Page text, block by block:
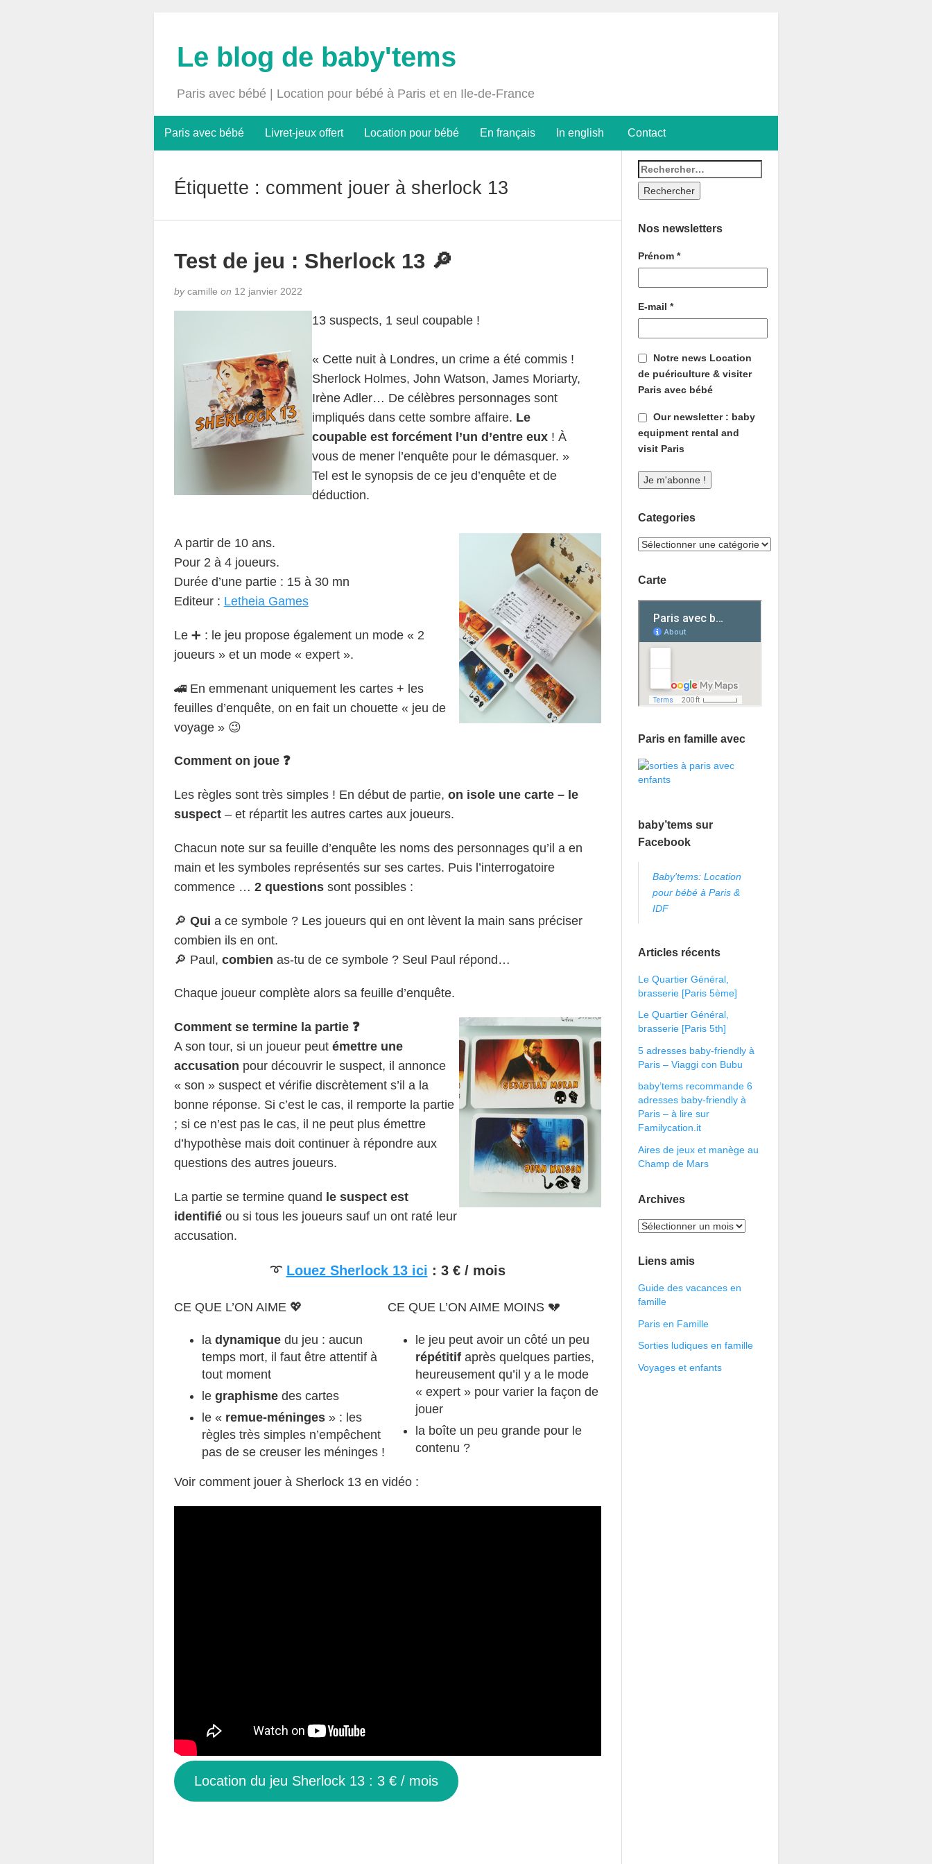
Le blog de baby'tems
Paris avec bébé | Location pour bébé à Paris et en Ile-de-France
Paris avec bébé Livret-jeux offert Location pour bébé En français In english Contact
Étiquette : comment jouer à sherlock 13
Test de jeu : Sherlock 13 🔎
bycamille on 12 janvier 2022
13 suspects, 1 seul coupable !
« Cette nuit à Londres, un crime a été commis !
Sherlock Holmes, John Watson, James Moriarty,
Irène Adler… De célèbres personnages sont
impliqués dans cette sombre affaire. Le
coupable est forcément l’un d’entre eux ! À
vous de mener l’enquête pour le démasquer. »
Tel est le synopsis de ce jeu d’enquête et de
déduction.
A partir de 10 ans.
Pour 2 à 4 joueurs.
Durée d’une partie : 15 à 30 mn
Editeur : Letheia Games
Le ➕ : le jeu propose également un mode « 2
joueurs » et un mode « expert ».
🚄 En emmenant uniquement les cartes + les
feuilles d’enquête, on en fait un chouette « jeu de
voyage » 😉
Comment on joue ❓
Les règles sont très simples ! En début de partie, on isole une carte – le
suspect– et répartit les autres cartes aux joueurs.
Chacun note sur sa feuille d’enquête les noms des personnages qu’il a en
main et les symboles représentés sur ses cartes. Puis l’interrogatoire
commence … 2 questionssont possibles :
🔎 Qui a ce symbole ? Les joueurs qui en ont lèvent la main sans préciser
combien ils en ont.
🔎 Paul, combien as-tu de ce symbole ? Seul Paul répond…
Chaque joueur complète alors sa feuille d’enquête.
Comment se termine la partie ❓
A son tour, si un joueur peut émettre une
accusation pour découvrir le suspect, il annonce
« son » suspect et vérifie discrètement s’il a la
bonne réponse. Si c’est le cas, il remporte la partie
; si ce n’est pas le cas, il ne peut plus émettre
d’hypothèse mais doit continuer à répondre aux
questions des autres joueurs.
La partie se termine quand le suspect est
identifiéou si tous les joueurs sauf un ont raté leur
accusation.
➰ Louez Sherlock 13 ici : 3 € / mois
CE QUE L’ON AIME 💖
la dynamique du jeu : aucun
temps mort, il faut être attentif à
tout moment
le graphisme des cartes
le « remue-méninges» : les
règles très simples n’empêchent
pas de se creuser les méninges !
CE QUE L’ON AIME MOINS 💔
le jeu peut avoir un côté un peu
répétitif après quelques parties,
heureusement qu’il y a le mode
« expert » pour varier la façon de
jouer
la boîte un peu grande pour le
contenu ?
Voir comment jouer à Sherlock 13 en vidéo :
Location du jeu Sherlock 13 : 3 € / mois
Nos newsletters
Prénom*
E-mail*
Notre news Location
de puériculture & visiter
Paris avec bébé
Our newsletter : baby
equipment rental and
visit Paris
Categories
Carte
Paris en famille avec
baby’tems sur
Facebook
Baby'tems: Location
pour bébé à Paris &
IDF
Articles récents
Le Quartier Général,
brasserie [Paris 5ème]
Le Quartier Général,
brasserie [Paris 5th]
5 adresses baby-friendly à
Paris – Viaggi con Bubu
baby’tems recommande 6
adresses baby-friendly à
Paris – à lire sur
Familycation.it
Aires de jeux et manège au
Champ de Mars
Archives
Liens amis
Guide des vacances en
famille
Paris en Famille
Sorties ludiques en famille
Voyages et enfants